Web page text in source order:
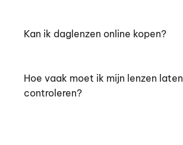
Kan ik daglenzen online kopen?
Hoe vaak moet ik mijn lenzen laten
controleren?